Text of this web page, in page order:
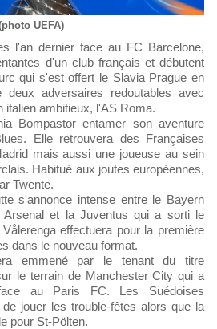
UEFA)
d'un club français et débutent
qui s'est offert le Slavia Prague en
deux adversaires redoutables avec
italien ambitieux, l'AS Roma.
Bompastor entamer son aventure
Elle retrouvera des Françaises
mais aussi une joueuse au sein
Habitué aux joutes européennes,
Twente.
s'annonce intense entre le Bayern
Arsenal et la Juventus qui a sorti le
effectuera pour la première
dans le nouveau format.
emmené par le tenant du titre
le terrain de Manchester City qui a
au Paris FC. Les Suédoises
jouer les trouble-fêtes alors que la
pour St-Pölten.